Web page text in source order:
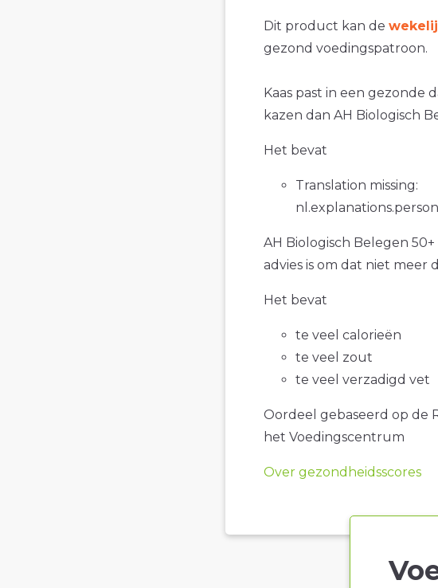
Dit product kan de
gezond voedingspatroon.
Kaas past in een gezonde
kazen dan AH Biologisch
Het bevat
Translation missing:
AH Biologisch Belegen
advies is om dat niet meer
Het bevat
te veel calorieën
te veel zout
te veel verzadigd vet
Oordeel gebaseerd op de
het Voedingscentrum
Over gezondheidsscores